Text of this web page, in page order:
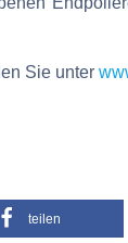
Sie unter
teilen